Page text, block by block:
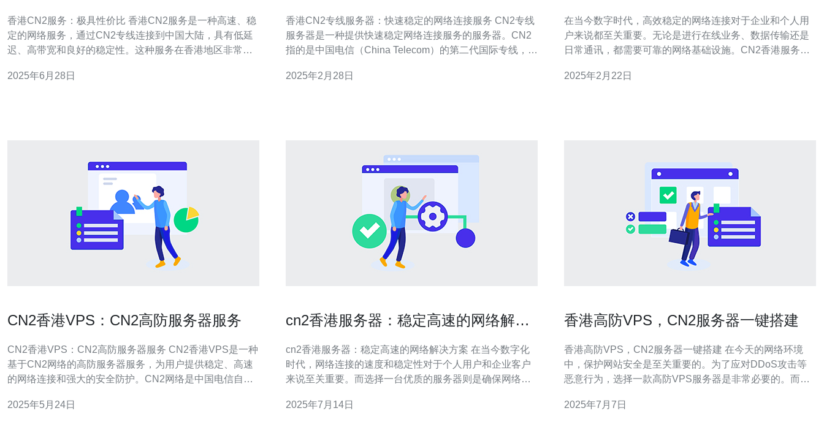
香港CN2服务：极具性价比 香港CN2服务是一种高速、稳
定的网络服务，通过CN2专线连接到中国大陆，具有低延
迟、高带宽和良好的稳定性。这种服务在香港地区非常受
业和个人用户。 香港CN2服务相比于传统的网络服务有诸
2025年6月28日
香港CN2专线服务器：快速稳定的网络连接服务 CN2专线
服务器是一种提供快速稳定网络连接服务的服务器。CN2
指的是中国电信（China Telecom）的第二代国际专线，是
器是指在香港地区部署的CN2专线服务器，通过这些服务
2025年2月28日
在当今数字时代，高效稳定的网络连接对于企业和个人用
户来说都至关重要。无论是进行在线业务、数据传输还是
日常通讯，都需要可靠的网络基础设施。CN2香港服务器
户的青睐。 CN2香港服务器专线是一种通过CN2
2025年2月22日
CN2香港VPS：CN2高防服务器服务
CN2香港VPS：CN2高防服务器服务 CN2香港VPS是一种
基于CN2网络的高防服务器服务，为用户提供稳定、高速
的网络连接和强大的安全防护。CN2网络是中国电信自建
户对网络速度和稳定性的需求。 CN2香港VPS的优势主要
2025年5月24日
cn2香港服务器：稳定高速的网络解决
cn2香港服务器：稳定高速的网络解决方案 在当今数字化
时代，网络连接的速度和稳定性对于个人用户和企业客户
来说至关重要。而选择一台优质的服务器则是确保网络连
佳选择，其稳定性和高速性能在业界享有盛誉。 cn2香港
2025年7月14日
香港高防VPS，CN2服务器一键搭建
香港高防VPS，CN2服务器一键搭建 在今天的网络环境
中，保护网站安全是至关重要的。为了应对DDoS攻击等
恶意行为，选择一款高防VPS服务器是非常必要的。而在
文将介绍如何一键搭建香港高防VPS和CN2服务器。 首
2025年7月7日